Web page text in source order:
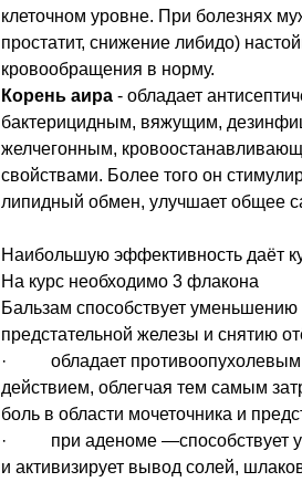
клеточном уровне. При болезнях
простатит, снижение либидо)
кровообращения в норму.
Корень аира - обладает
бактерицидным, вяжущим,
желчегонным,
свойствами. Более того он
липидный обмен, улучшает общее
Наибольшую эффективность даёт
На курс необходимо 3 флакона
Бальзам способствует
предстательной железы и снятию
· обладает противоопухолевым
действием, облегчая тем самым
боль в области мочеточника и
· при аденоме —способствует
и активизирует вывод солей,